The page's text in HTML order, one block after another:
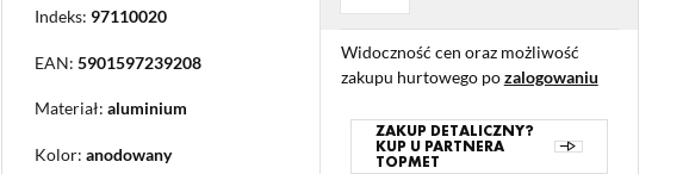
Indeks: 97110020
EAN: 5901597239208
Materiał: aluminium
Kolor: anodowany
Widoczność cen oraz możliwość
zakupu hurtowego pozalogowaniu
ZAKUP DETALICZNY?
KUP U PARTNERA
TOPMET